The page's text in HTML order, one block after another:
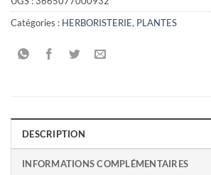
Catégories : HERBORISTERIE, PLANTES
DESCRIPTION
INFORMATIONS COMPLÉMENTAIRES